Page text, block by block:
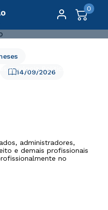
0
e Ciência Política
14/09/2026
administradores,
e demais profissionais
no